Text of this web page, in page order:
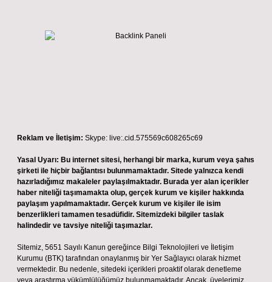
Reklam ve İletişim: Skype: live:.cid.575569c608265c69
Yasal Uyarı: Bu internet sitesi, herhangi bir marka, kurum veya şahıs
şirketi ile hiçbir bağlantısı bulunmamaktadır. Sitede yalnızca kendi
hazırladığımız makaleler paylaşılmaktadır. Burada yer alan içerikler
haber niteliği taşımamakta olup, gerçek kurum ve kişiler hakkında
paylaşım yapılmamaktadır. Gerçek kurum ve kişiler ile isim
benzerlikleri tamamen tesadüfidir. Sitemizdeki bilgiler taslak
halindedir ve tavsiye niteliği taşımazlar.
Sitemiz, 5651 Sayılı Kanun gereğince Bilgi Teknolojileri ve İletişim
Kurumu (BTK) tarafından onaylanmış bir Yer Sağlayıcı olarak hizmet
vermektedir. Bu nedenle, sitedeki içerikleri proaktif olarak denetleme
veya araştırma yükümlülüğümüz bulunmamaktadır. Ancak, üyelerimiz